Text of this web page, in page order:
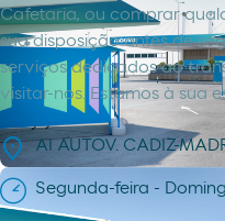
Cafetaria, ou comprar
sua disposição antes de
serviços dedicados ao
visitar-nos. Estamos à sua
AI AUTOV. CADIZ-
Segunda-feira -